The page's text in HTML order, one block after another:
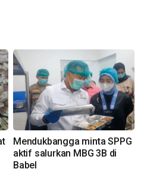
Mendukbangga minta SPPG
aktif salurkan MBG 3B di
Babel